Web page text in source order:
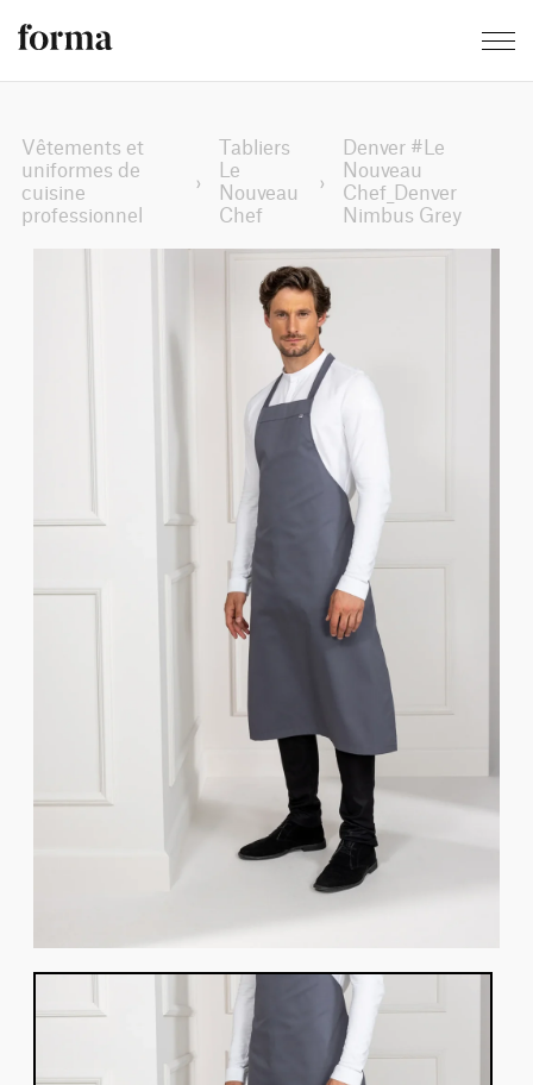
Vêtements et
uniformes de
cuisine
professionnel
›
Tabliers
Le
Nouveau
Chef
›
Denver #Le
Nouveau
Chef_Denver
Nimbus Grey